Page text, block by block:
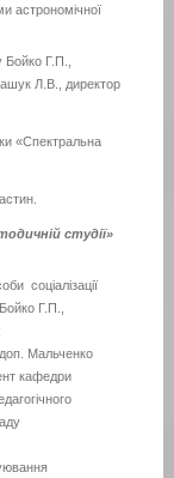
астрономічної
Бойко Г.П.,
Л.В., директор
«Спектральна
студії»
соціалізації
Г.П.,
Мальченко
кафедри